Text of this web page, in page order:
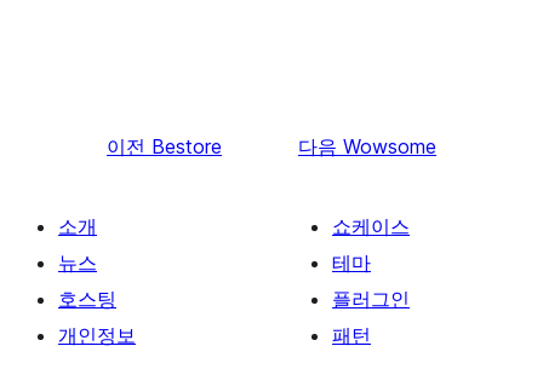
이전 Bestore 다음 Wowsome
소개
뉴스
호스팅
개인정보
쇼케이스
테마
플러그인
패턴